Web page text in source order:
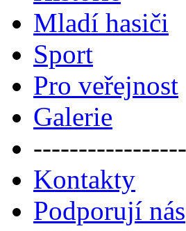
Mladí hasiči
Sport
Pro veřejnost
Galerie
Kontakty
Podporují nás